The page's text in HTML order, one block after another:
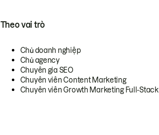
Theo vai trò
Chủ doanh nghiệp
Chủ agency
Chuyên gia SEO
Chuyên viên Content Marketing
Chuyên viên Growth Marketing Full-Stack